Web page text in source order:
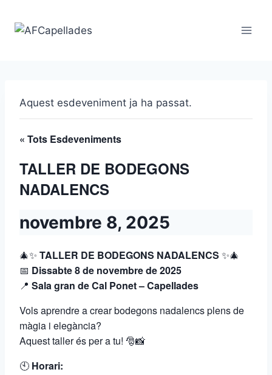
Aquest esdeveniment ja ha passat.
« Tots Esdeveniments
TALLER DE BODEGONS
NADALENCS
novembre 8, 2025
🎄✨ TALLER DE BODEGONS NADALENCS ✨🎄
📅 Dissabte 8 de novembre de 2025
📍 Sala gran de Cal Ponet – Capellades
Vols aprendre a crear bodegons nadalencs plens de
màgia i elegància?
Aquest taller és per a tu! 🎅📸
🕙 Horari: